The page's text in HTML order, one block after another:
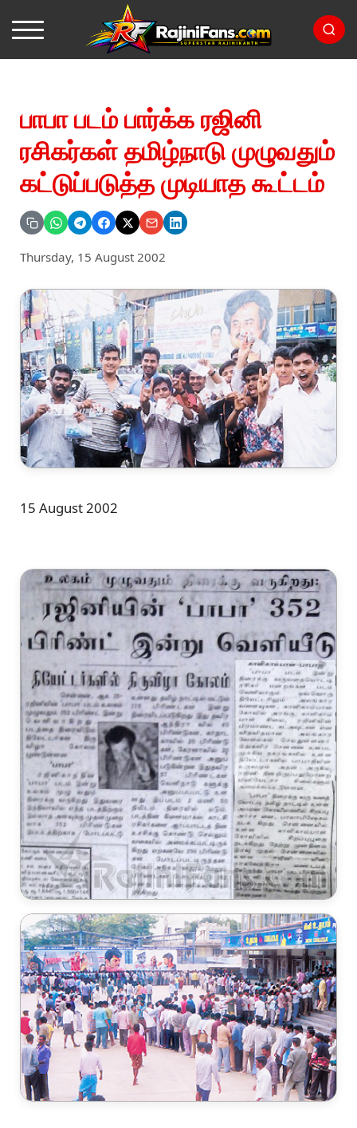
பாபா படம் பார்க்க ரஜினி
ரசிகர்கள் தமிழ்நாடு முழுவதும்
கட்டுப்படுத்த முடியாத கூட்டம்
Thursday, 15 August 2002
15 August 2002